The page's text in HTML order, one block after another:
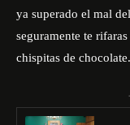
ya superado el mal
seguramente te
chispitas de chocolate.